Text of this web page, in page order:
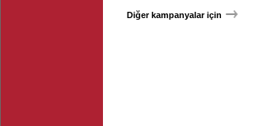
Diğer kampanyalar için